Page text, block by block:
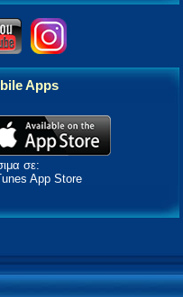
Apps
σε:
App Store